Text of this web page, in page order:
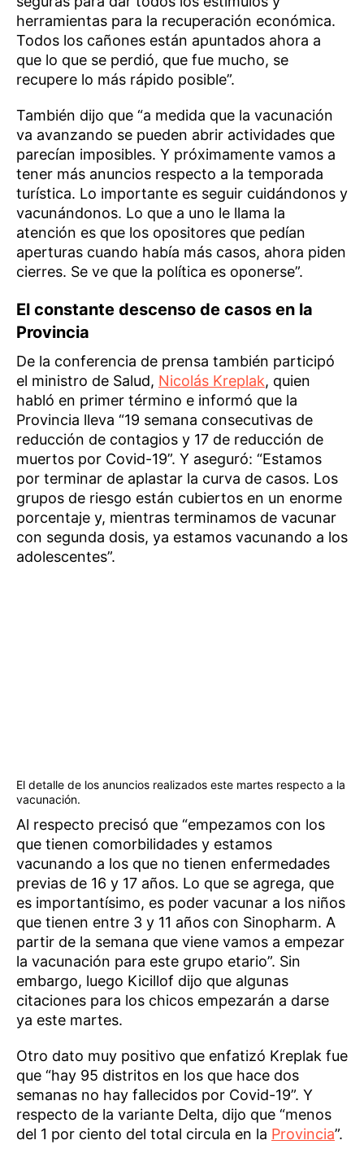
herramientas para la recuperación económica.
Todos los cañones están apuntados ahora a
que lo que se perdió, que fue mucho, se
recupere lo más rápido posible”.
También dijo que “a medida que la vacunación
va avanzando se pueden abrir actividades que
parecían imposibles. Y próximamente vamos a
tener más anuncios respecto a la temporada
turística. Lo importante es seguir cuidándonos y
vacunándonos. Lo que a uno le llama la
atención es que los opositores que pedían
aperturas cuando había más casos, ahora piden
cierres. Se ve que la política es oponerse”.
El constante descenso de casos en la
Provincia
De la conferencia de prensa también participó
el ministro de Salud, Nicolás Kreplak, quien
habló en primer término e informó que la
Provincia lleva “19 semana consecutivas de
reducción de contagios y 17 de reducción de
muertos por Covid-19”. Y aseguró: “Estamos
por terminar de aplastar la curva de casos. Los
grupos de riesgo están cubiertos en un enorme
porcentaje y, mientras terminamos de vacunar
con segunda dosis, ya estamos vacunando a los
adolescentes”.
El detalle de los anuncios realizados este martes respecto a la
vacunación.
Al respecto precisó que “empezamos con los
que tienen comorbilidades y estamos
vacunando a los que no tienen enfermedades
previas de 16 y 17 años. Lo que se agrega, que
es importantísimo, es poder vacunar a los niños
que tienen entre 3 y 11 años con Sinopharm. A
partir de la semana que viene vamos a empezar
la vacunación para este grupo etario”. Sin
embargo, luego Kicillof dijo que algunas
citaciones para los chicos empezarán a darse
ya este martes.
Otro dato muy positivo que enfatizó Kreplak fue
que “hay 95 distritos en los que hace dos
semanas no hay fallecidos por Covid-19”. Y
respecto de la variante Delta, dijo que “menos
del 1 por ciento del total circula en la Provincia”.